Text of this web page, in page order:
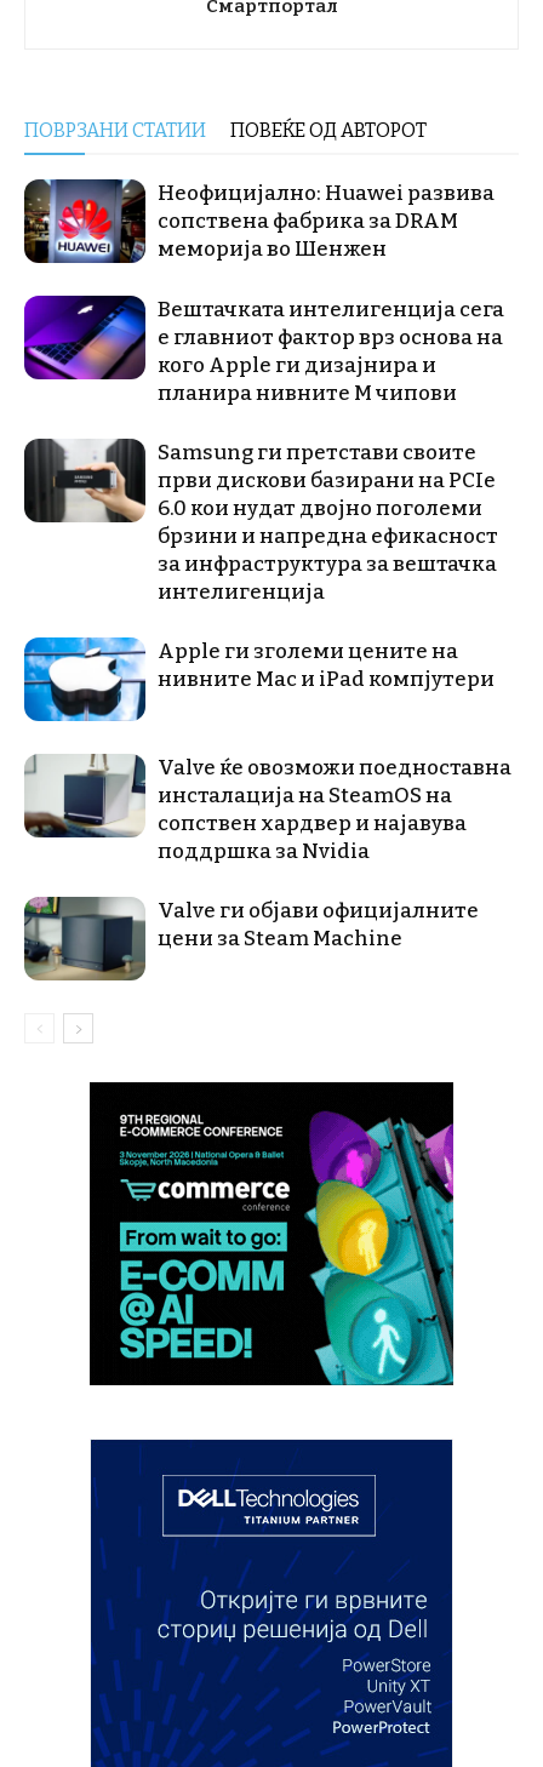
Смартпортал
ПОВРЗАНИ СТАТИИ ПОВЕЌЕ ОД АВТОРОТ
Неофицијално: Huawei развива
сопствена фабрика за DRAM
меморија во Шенжен
Вештачката интелигенција сега
е главниот фактор врз основа на
кого Apple ги дизајнира и
планира нивните М чипови
Samsung ги претстави своите
први дискови базирани на PCIe
6.0 кои нудат двојно поголеми
брзини и напредна ефикасност
за инфраструктура за вештачка
интелигенција
Apple ги зголеми цените на
нивните Mac и iPad компјутери
Valve ќе овозможи поедноставна
инсталација на SteamOS на
сопствен хардвер и најавува
поддршка за Nvidia
Valve ги објави официјалните
цени за Steam Machine